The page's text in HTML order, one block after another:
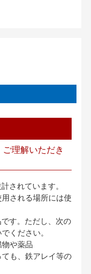
理解いただき
されています。
される場所には使
す。ただし、次の
ください。
や薬品
も、鉄アレイ等の